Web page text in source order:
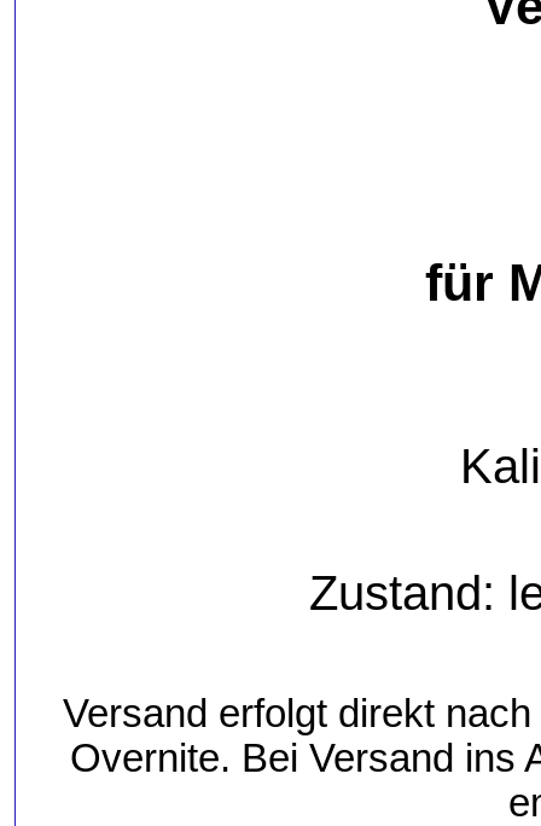
für
Zustand:
Versand erfolgt direkt
Overnite. Bei Versand ins